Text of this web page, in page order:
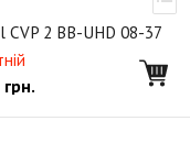
питания
Sub кабель
CVP 2 BB-UHD 08-37
грн.